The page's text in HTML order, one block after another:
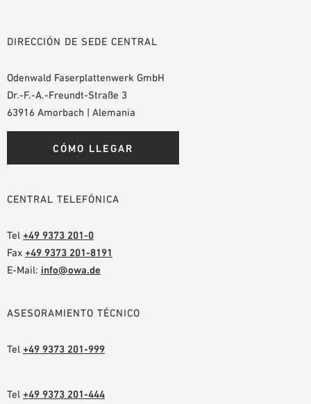
DIRECCIÓN DE SEDE CENTRAL
Odenwald Faserplattenwerk GmbH
Dr.-F.-A.-Freundt-Straße 3
63916 Amorbach | Alemania
CÓMO LLEGAR
CENTRAL TELEFÓNICA
Tel +49 9373 201-0
Fax +49 9373 201-8191
E-Mail: info@owa.de
ASESORAMIENTO TÉCNICO
Tel +49 9373 201-999
Tel +49 9373 201-444